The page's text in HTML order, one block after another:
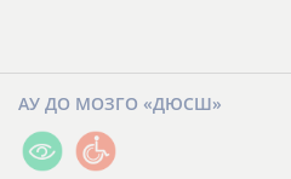
АУ ДО МОЗГО «ДЮСШ»